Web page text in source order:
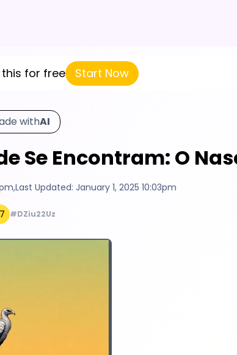
for free Start Now
withAI
Se Encontram: O
,Last Updated: January 1, 2025 10:03pm
7 #DZiu22Uz